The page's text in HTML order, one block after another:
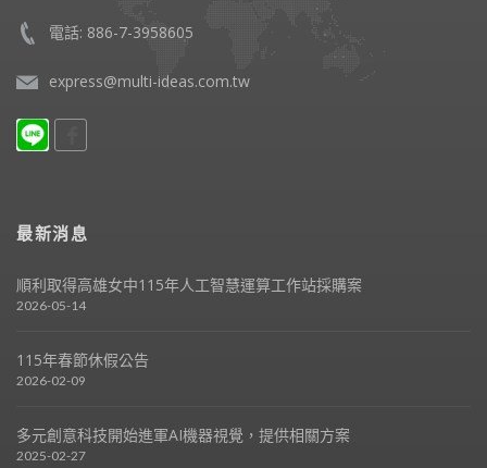
電話: 886-7-3958605
express@multi-ideas.com.tw
最新消息
順利取得高雄女中115年人工智慧運算工作站採購案
2026-05-14
115年春節休假公告
2026-02-09
多元創意科技開始進軍AI機器視覺，提供相關方案
2025-02-27